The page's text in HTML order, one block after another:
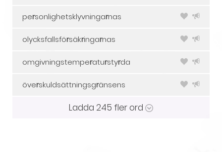
personlighetsklyvningarnas
olycksfallsförsäkringarnas
omgivningstemperaturstyrda
överskuldsättningsgränsens
Ladda 245 fler ord